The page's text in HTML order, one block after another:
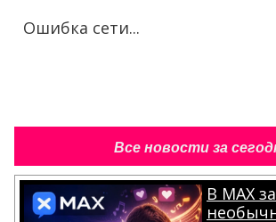
Ошибка сети...
Все новости за
В MAX